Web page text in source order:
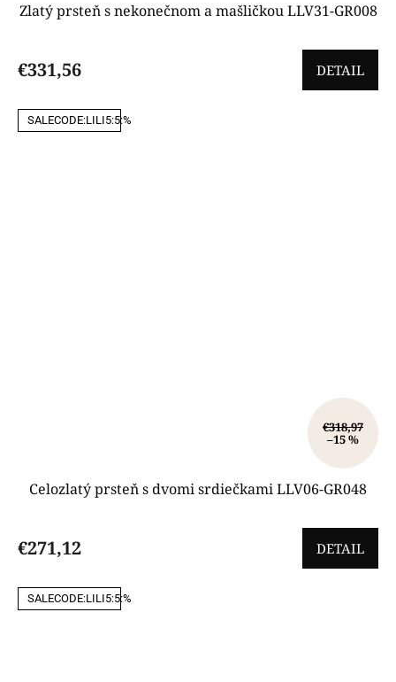
Zlatý prsteň s nekonečnom a mašličkou LLV31-GR008
€331,56 DETAIL
SALECODE:LILI5:5:%
€318,97
–15 %
Celozlatý prsteň s dvomi srdiečkami LLV06-GR048
€271,12 DETAIL
SALECODE:LILI5:5:%